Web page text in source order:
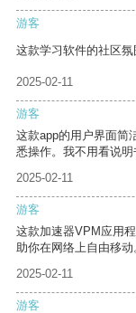
游客
这款学习软件的社区氛
2025-02-11
游客
这款app的用户界面简
悉操作。我不用看说明
2025-02-11
游客
这款加速器VPM应用
助你在网络上自由移动
2025-02-11
游客